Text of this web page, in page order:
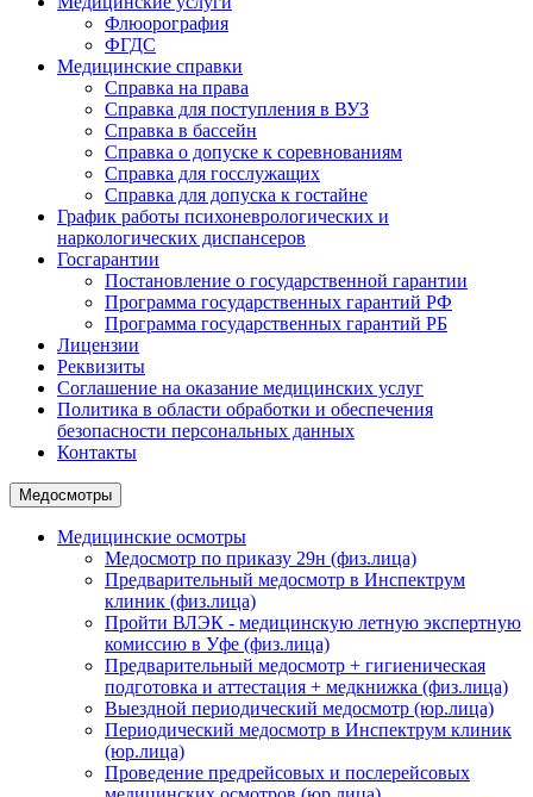
Флюорография
ФГДС
Медицинские справки
Справка на права
Справка для поступления в ВУЗ
Справка в бассейн
Справка о допуске к соревнованиям
Справка для госслужащих
Справка для допуска к гостайне
График работы психоневрологических и
наркологических диспансеров
Госгарантии
Постановление о государственной гарантии
Программа государственных гарантий РФ
Программа государственных гарантий РБ
Лицензии
Реквизиты
Соглашение на оказание медицинских услуг
Политика в области обработки и обеспечения
безопасности персональных данных
Контакты
Медосмотры
Медицинские осмотры
Медосмотр по приказу 29н (физ.лица)
Предварительный медосмотр в Инспектрум
клиник (физ.лица)
Пройти ВЛЭК - медицинскую летную экспертную
комиссию в Уфе (физ.лица)
Предварительный медосмотр + гигиеническая
подготовка и аттестация + медкнижка (физ.лица)
Выездной периодический медосмотр (юр.лица)
Периодический медосмотр в Инспектрум клиник
(юр.лица)
Проведение предрейсовых и послерейсовых